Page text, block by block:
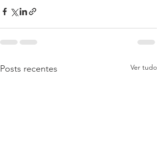
Posts recentes Ver tudo